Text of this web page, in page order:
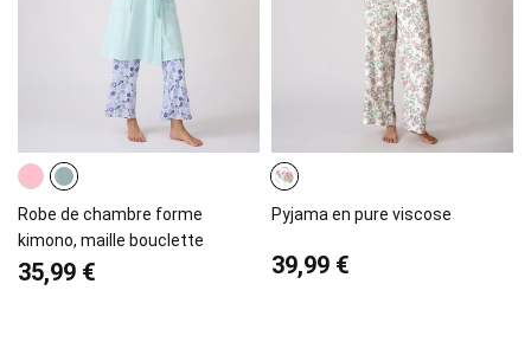
Robe de chambre forme
kimono, maille bouclette
35,99 €
Pyjama en pure viscose
39,99 €